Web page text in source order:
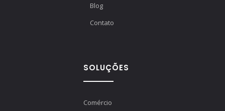
Blog
Contato
SOLUÇÕES
Comércio